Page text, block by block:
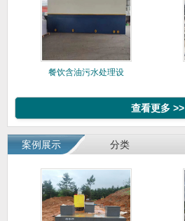
餐饮含油污水处理设
查看更多 >>
案例展示 分类